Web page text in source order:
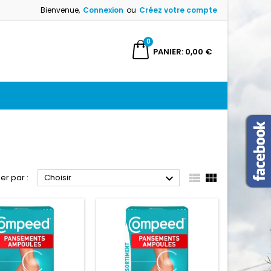
Bienvenue, Connexion ou Créez votre compte
PANIER
0
0,00 €
par : Choisir   